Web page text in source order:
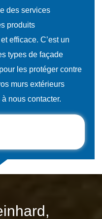
des services
produits
efficace. C’est un
types de façade
les protéger contre
murs extérieurs
nous contacter.